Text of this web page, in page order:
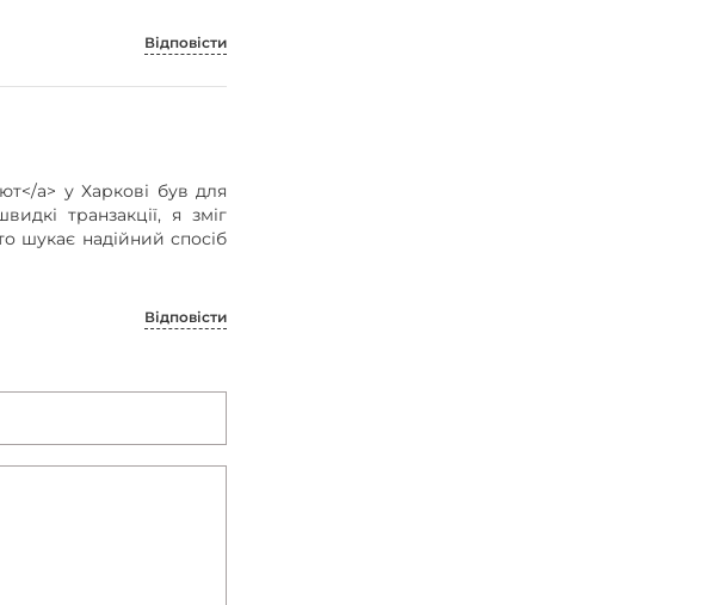
Відповісти
a> у Харкові був для
транзакції, я зміг
шукає надійний спосіб
Відповісти